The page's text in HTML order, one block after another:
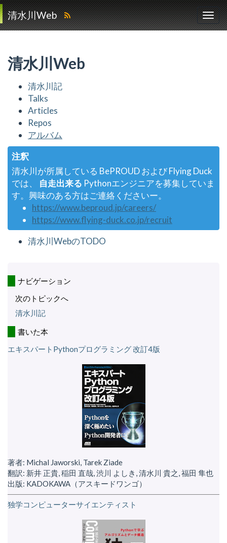
清水川Web
清水川Web
清水川記
Talks
Articles
Repos
アルバム
注釈
清水川が所属している BePROUD および Flying Duck
では、 自走出来る Pythonエンジニアを募集していま
す。興味のある方はご連絡くださいー。
https://www.beproud.jp/careers/
https://www.flying-duck.co.jp/recruit
清水川WebのTODO
ナビゲーション
次のトピックへ
清水川記
書いた本
エキスパートPythonプログラミング 改訂4版
著者: Michal Jaworski, Tarek Ziade
翻訳: 新井 正貴, 稲田 直哉, 渋川 よしき, 清水川 貴之, 福田 隼也
出版: KADOKAWA（アスキードワンゴ）
独学コンピューターサイエンティスト